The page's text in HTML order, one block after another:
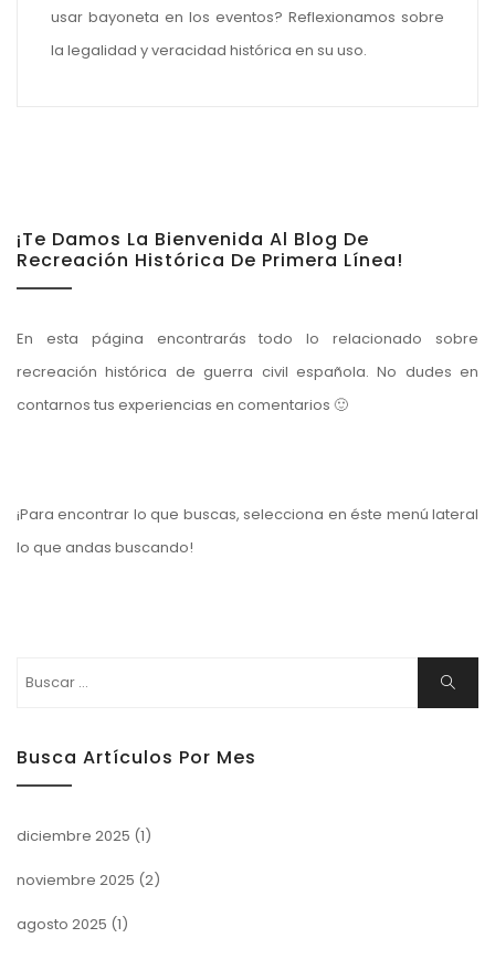
usar bayoneta en los eventos? Reflexionamos sobre
la legalidad y veracidad histórica en su uso.
¡Te Damos La Bienvenida Al Blog De
Recreación Histórica De Primera Línea!
En esta página encontrarás todo lo relacionado sobre
recreación histórica de guerra civil española. No dudes en
contarnos tus experiencias en comentarios 🙂
¡Para encontrar lo que buscas, selecciona en éste menú lateral
lo que andas buscando!
Buscar: Buscar
Busca Artículos Por Mes
diciembre 2025 (1)
noviembre 2025 (2)
agosto 2025 (1)